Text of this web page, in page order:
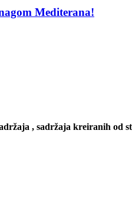
Mediterana!
, sadržaja kreiranih od